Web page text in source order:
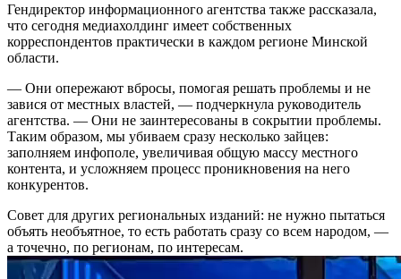
Гендиректор информационного агентства также рассказала,
что сегодня медиахолдинг имеет собственных
корреспондентов практически в каждом регионе Минской
области.
— Они опережают вбросы, помогая решать проблемы и не
завися от местных властей, — подчеркнула руководитель
агентства. — Они не заинтересованы в сокрытии проблемы.
Таким образом, мы убиваем сразу несколько зайцев:
заполняем инфополе, увеличивая общую массу местного
контента, и усложняем процесс проникновения на него
конкурентов.
Совет для других региональных изданий: не нужно пытаться
объять необъятное, то есть работать сразу со всем народом, —
а точечно, по регионам, по интересам.